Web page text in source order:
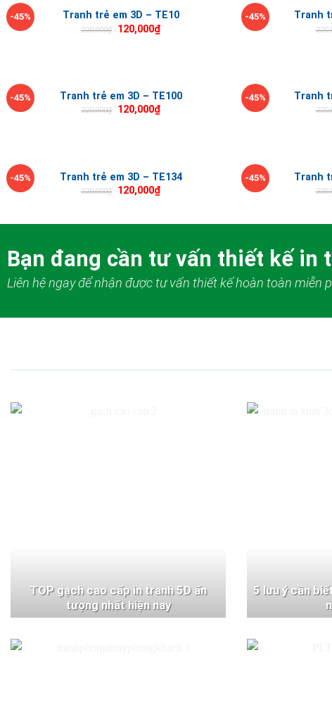
-45% Tranh trẻ em 3D – TE10
220,000₫ 120,000₫
-45% Tranh
-45% Tranh trẻ em 3D – TE100
220,000₫ 120,000₫
-45% Tranh
-45% Tranh trẻ em 3D – TE134
220,000₫ 120,000₫
-45% Tranh
Bạn đang cần tư vấn thiết kế in
Liên hệ ngay để nhận được tư vấn thiết kế hoàn toàn miễn
TOP gạch cao cấp in tranh 5D ấn
tượng nhất hiện nay
5 lưu ý cần